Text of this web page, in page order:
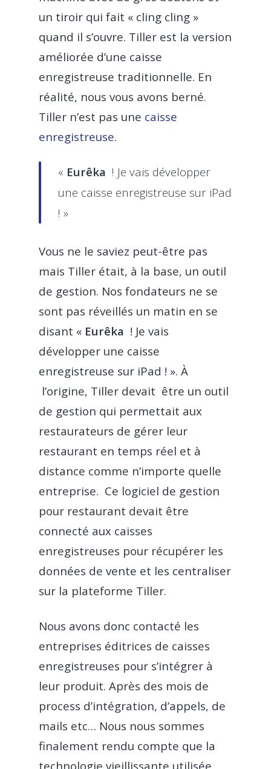
un tiroir qui fait « cling cling »
quand il s’ouvre. Tiller est la version
améliorée d’une caisse
enregistreuse traditionnelle. En
réalité, nous vous avons berné.
Tiller n’est pas une caisse
enregistreuse.
« Eurêka ! Je vais développer
une caisse enregistreuse sur iPad
! »
Vous ne le saviez peut-être pas
mais Tiller était, à la base, un outil
de gestion. Nos fondateurs ne se
sont pas réveillés un matin en se
disant « Eurêka ! Je vais
développer une caisse
enregistreuse sur iPad ! ». À
l’origine, Tiller devait être un outil
de gestion qui permettait aux
restaurateurs de gérer leur
restaurant en temps réel et à
distance comme n’importe quelle
entreprise. Ce logiciel de gestion
pour restaurant devait être
connecté aux caisses
enregistreuses pour récupérer les
données de vente et les centraliser
sur la plateforme Tiller.
Nous avons donc contacté les
entreprises éditrices de caisses
enregistreuses pour s’intégrer à
leur produit. Après des mois de
process d’intégration, d’appels, de
mails etc… Nous nous sommes
finalement rendu compte que la
technologie vieillissante utilisée